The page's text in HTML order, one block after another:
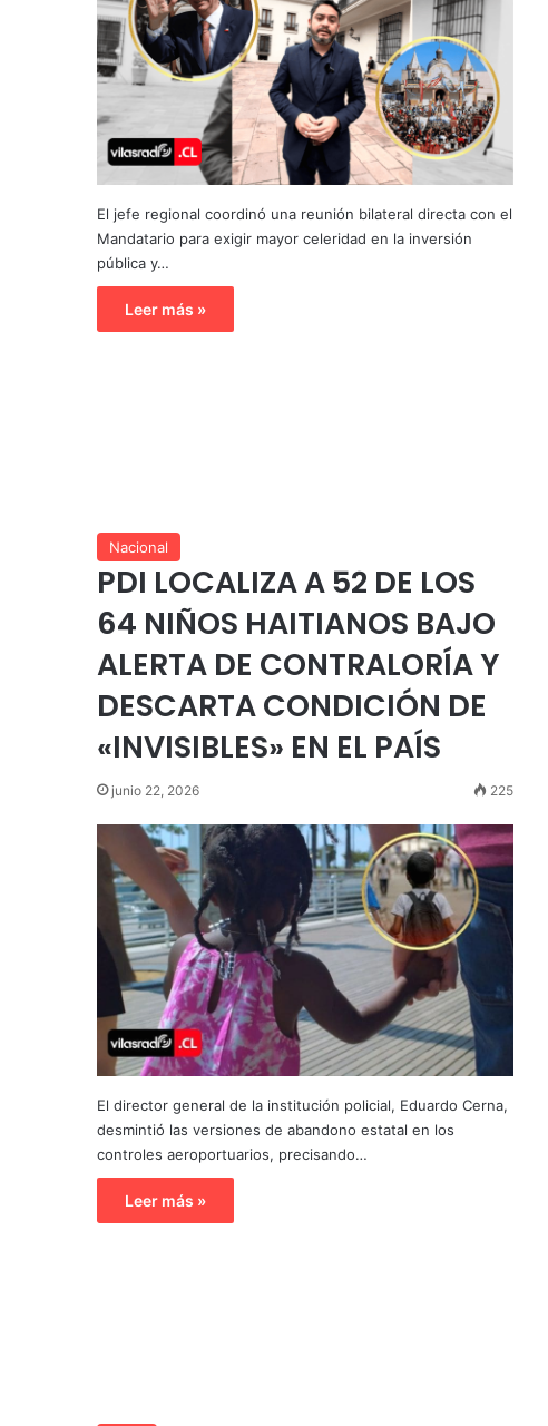
El jefe regional coordinó una reunión bilateral directa con el
Mandatario para exigir mayor celeridad en la inversión
pública y…
Leer más »
Nacional
PDI LOCALIZA A 52 DE LOS
64 NIÑOS HAITIANOS BAJO
ALERTA DE CONTRALORÍA Y
DESCARTA CONDICIÓN DE
«INVISIBLES» EN EL PAÍS
junio 22, 2026 225
El director general de la institución policial, Eduardo Cerna,
desmintió las versiones de abandono estatal en los
controles aeroportuarios, precisando…
Leer más »